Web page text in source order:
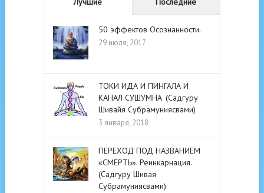
50 эффектов Осознанности.
29 июля, 2017
ТОКИ ИДА И ПИНГАЛА И
КАНАЛ СУШУМНА. (Садгуру
Шивайя Субрамуниясвами)
3 января, 2018
ПЕРЕХОД ПОД НАЗВАНИЕМ
«СМЕРТЬ». Реинкарнация.
(Садгуру Шивая
Субрамуниясвами)